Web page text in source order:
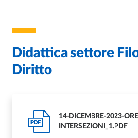
Didattica settore
Diritto
PDF
14-DICEMBRE-2023-
INTERSEZIONI_1.PDF